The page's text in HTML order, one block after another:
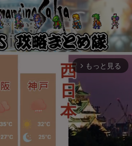
arrow_forward_ios もっと見る